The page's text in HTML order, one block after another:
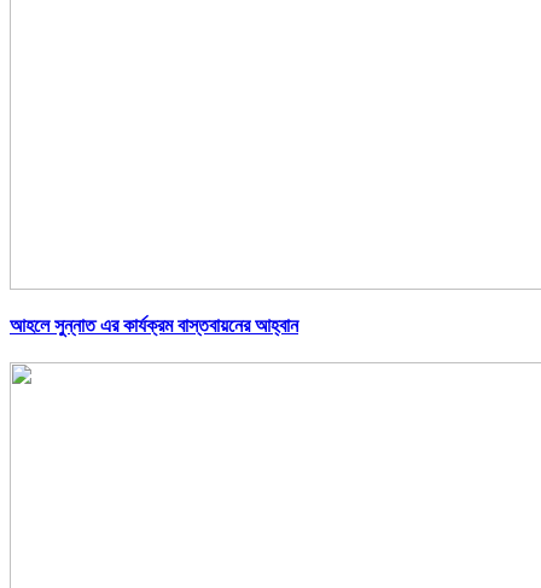
আহলে সুন্নাত এর কার্যক্রম বাস্তবায়নের আহ্বান